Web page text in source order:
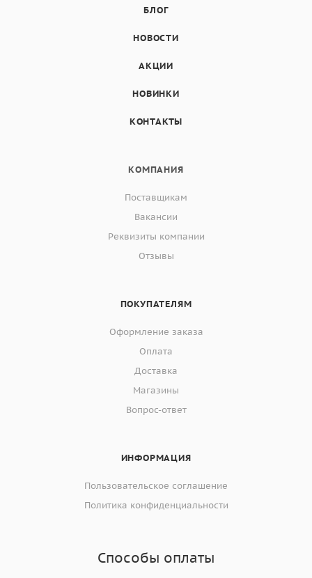
БЛОГ
НОВОСТИ
АКЦИИ
НОВИНКИ
КОНТАКТЫ
КОМПАНИЯ
Поставщикам
Вакансии
Реквизиты компании
Отзывы
ПОКУПАТЕЛЯМ
Оформление заказа
Оплата
Доставка
Магазины
Вопрос-ответ
ИНФОРМАЦИЯ
Пользовательское соглашение
Политика конфиденциальности
Способы оплаты